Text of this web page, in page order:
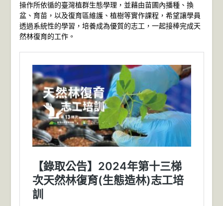
操作所依循的臺灣植群生態學理，並藉由苗圃內播種、換
盆、育苗，以及復育區維護、植樹等實作課程，希望讓學員
透過系統性的學習，培養成為優質的志工，一起接棒完成天
然林復育的工作。